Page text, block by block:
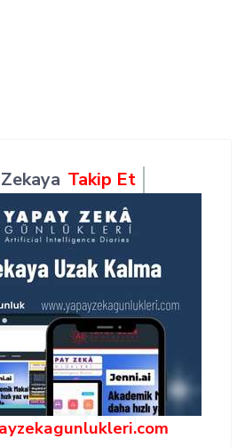
Takip Et